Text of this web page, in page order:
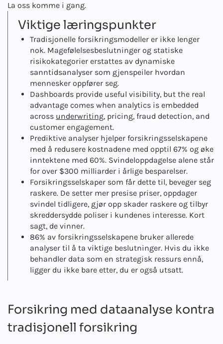
La oss komme i gang.
Viktige læringspunkter
Tradisjonelle forsikringsmodeller er ikke lenger
nok. Magefølelsesbeslutninger og statiske
risikokategorier erstattes av dynamiske
sanntidsanalyser som gjenspeiler hvordan
mennesker oppfører seg.
Dashboards provide useful visibility, but the real
advantage comes when analytics is embedded
across underwriting, pricing, fraud detection, and
customer engagement.
Prediktive analyser hjelper forsikringsselskapene
med å redusere kostnadene med opptil 67% og øke
inntektene med 60%. Svindeloppdagelse alene står
for over $300 milliarder i årlige besparelser.
Forsikringsselskaper som får dette til, beveger seg
raskere. De setter mer presise priser, oppdager
svindel tidligere, gjør opp skader raskere og tilbyr
skreddersydde poliser i kundenes interesse. Kort
sagt, de vinner.
86% av forsikringsselskapene bruker allerede
analyser til å ta viktige beslutninger. Hvis du ikke
behandler data som en strategisk ressurs ennå,
ligger du ikke bare etter, du er også utsatt.
Forsikring med dataanalyse kontra
tradisjonell forsikring